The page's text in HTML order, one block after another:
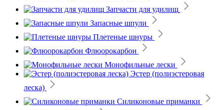
Запчасти для удилищ
Запасные шпули
Плетеные шнуры
Флюорокарбон
Монофильные лески
Эстер (полиэстеровая
леска)
Силиконовые приманки